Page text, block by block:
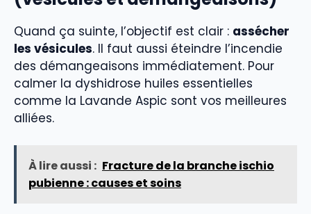
Quand ça suinte, l’objectif est clair : assécher
les vésicules. Il faut aussi éteindre l’incendie
des démangeaisons immédiatement. Pour
calmer la dyshidrose huiles essentielles
comme la Lavande Aspic sont vos meilleures
alliées.
À lire aussi : Fracture de la branche ischio
pubienne : causes et soins